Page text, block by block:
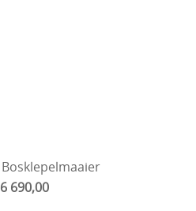
690,00